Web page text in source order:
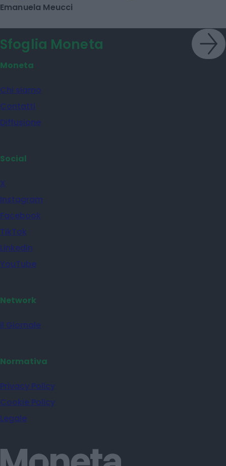
Emanuela Meucci
Sfoglia Moneta
Moneta
Chi siamo
Contatti
Diffusione
Social
X
Instagram
Facebook
TikTok
Linkedin
YouTube
Network
il Giornale
Normativa
Privacy Policy
Cookie Policy
Legale